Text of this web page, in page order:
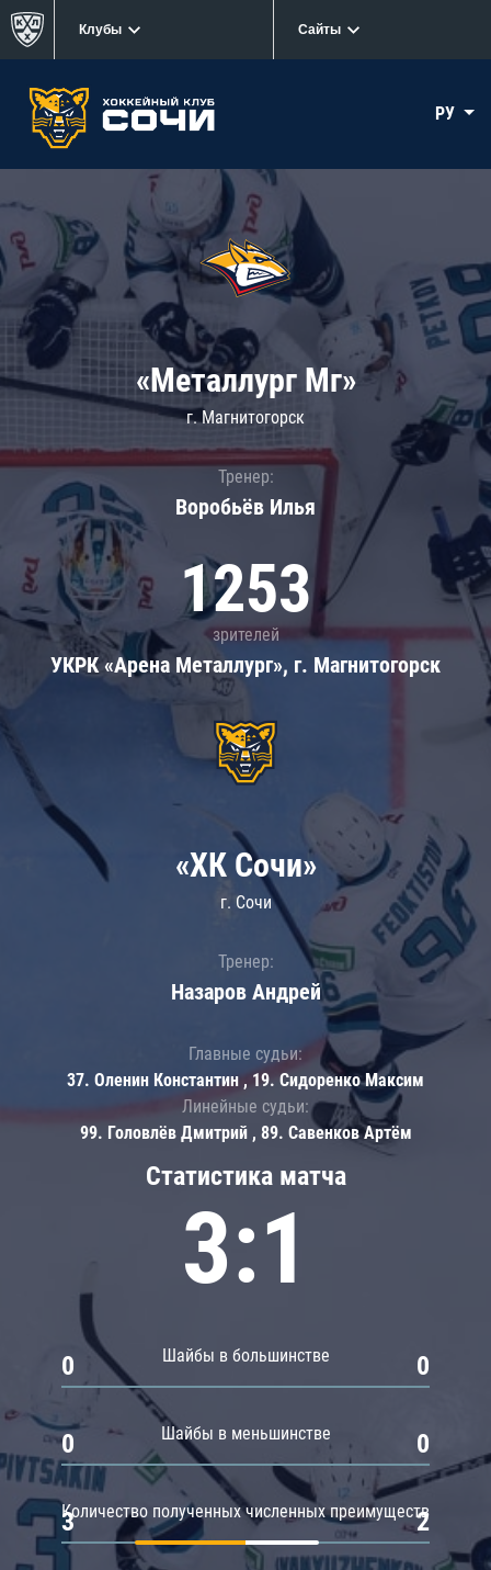
Клубы Сайты
РУ
«Металлург Мг»
г. Магнитогорск
Тренер:
Воробьёв Илья
1253
зрителей
УКРК «Арена Металлург», г. Магнитогорск
Статистика матча
3:1
Шайбы в большинстве
0 0
Шайбы в меньшинстве
0 0
Количество полученных численных преимуществ
3 2
«ХК Сочи»
г. Сочи
Тренер:
Назаров Андрей
Главные судьи:
37. Оленин Константин , 19. Сидоренко Максим
Линейные судьи:
99. Головлёв Дмитрий , 89. Савенков Артём